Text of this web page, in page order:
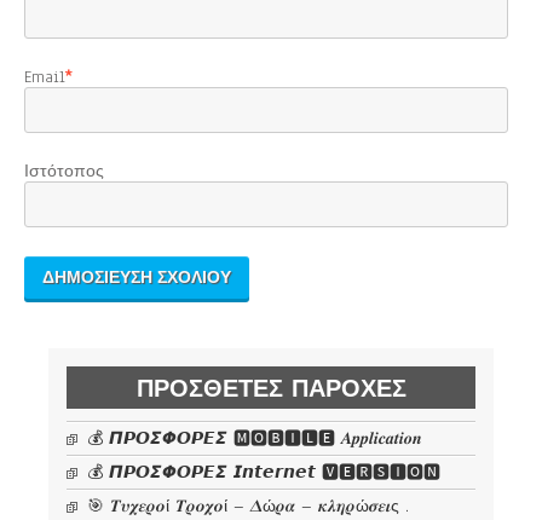
Email*
Ιστότοπος
ΠΡΌΣΘΕΤΕΣ ΠΑΡΟΧΈΣ
💰 𝞟𝞠𝞞𝞢𝞥𝞞𝞠𝞔𝞢 🅼🅾🅱🅸🅻🅴 𝜜𝒑𝒑𝒍𝒊𝒄𝒂𝒕𝒊𝒐𝒏
💰 𝞟𝞠𝞞𝞢𝞥𝞞𝞠𝞔𝞢 𝙄𝙣𝙩𝙚𝙧𝙣𝙚𝙩 🆅🅴🆁🆂🅸🅾🅽
🎯 𝜯𝝊𝝌𝜺𝝆𝝄ί 𝜯𝝆𝝄𝝌𝝄ί – 𝜟ώ𝝆𝜶 – 𝜿𝝀𝜼𝝆ώ𝝈𝜺𝜾ς .